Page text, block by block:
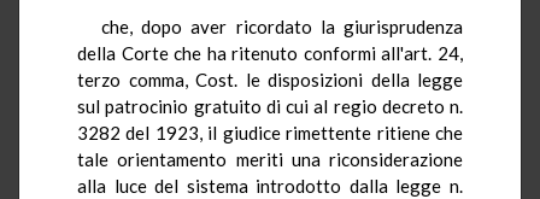
che, dopo aver ricordato la giurisprudenza
della Corte che ha ritenuto conformi all'art. 24,
terzo comma, Cost. le disposizioni della legge
sul patrocinio gratuito di cui al regio decreto n.
3282 del 1923, il giudice rimettente ritiene che
tale orientamento meriti una riconsiderazione
alla luce del sistema introdotto dalla legge n.